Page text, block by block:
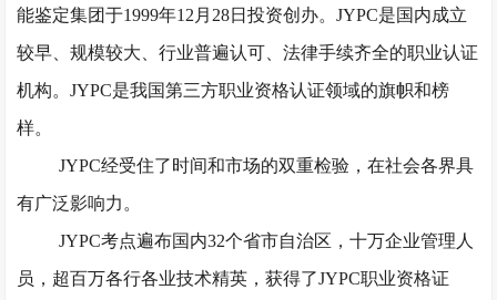
能鉴定集团于1999年12月28日投资创办。JYPC是国内成立
较早、规模较大、行业普遍认可、法律手续齐全的职业认证
机构。JYPC是我国第三方职业资格认证领域的旗帜和榜
样。
JYPC经受住了时间和市场的双重检验，在社会各界具
有广泛影响力。
JYPC考点遍布国内32个省市自治区，十万企业管理人
员，超百万各行各业技术精英，获得了JYPC职业资格证